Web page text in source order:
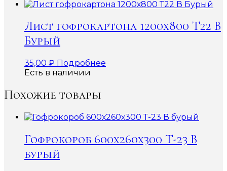
Лист гофрокартона 1200х800 Т22 В
Бурый
35,00 ₽ Подробнее
Есть в наличии
Похожие товары
Гофрокороб 600х260х300 Т-23 В
бурый